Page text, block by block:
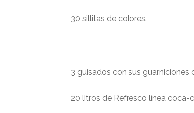
30 sillitas de colores.
3 guisados con sus guarniciones
20 litros de Refresco línea coca-